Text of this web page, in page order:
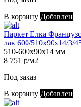
В корзину Добавлен
Паркет Елка
лак 600/510х90х14/3/
510-600х90х14 мм
8 751 р/м2
Под заказ
В корзину Добавлен